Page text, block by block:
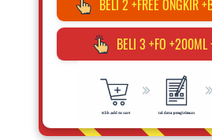
` BELI 2 +FREE ONGKIR
` BELI 3 +FO